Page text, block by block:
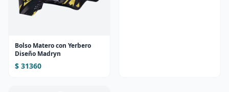
Bolso Matero con Yerbero
Diseño Madryn
$ 31360